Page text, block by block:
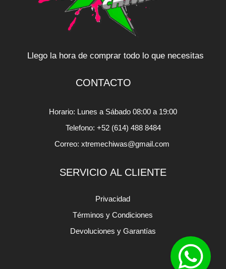
Llego la hora de comprar todo lo que necesitas
CONTACTO
Horario: Lunes a Sábado 08:00 a 19:00
Telefono: +52 (614) 488 8484
Correo: xtremechiwas@gmail.com
SERVICIO AL CLIENTE
Privacidad
Términos y Condiciones
Devoluciones y Garantías